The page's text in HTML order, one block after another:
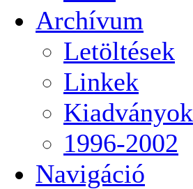
Archívum
Letöltések
Linkek
Kiadványok
1996-2002
Navigáció